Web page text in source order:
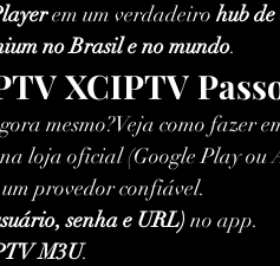
em um verdadeiro hub
no Brasil e no mundo.
XCIPTV
mesmo?Veja como fazer
loja oficial (Google Play ou
provedor confiável.
senha e URL) no app.
M3U.